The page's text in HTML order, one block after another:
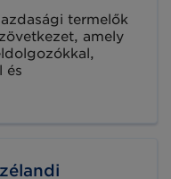
termelők
amely
és
dolgozik. A
hálózat